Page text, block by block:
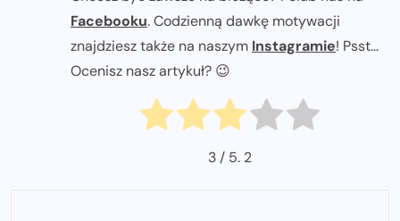
Facebooku. Codzienną dawkę motywacji
znajdziesz także na naszym Instagramie! Psst...
Ocenisz nasz artykuł? 😉
3 / 5. 2